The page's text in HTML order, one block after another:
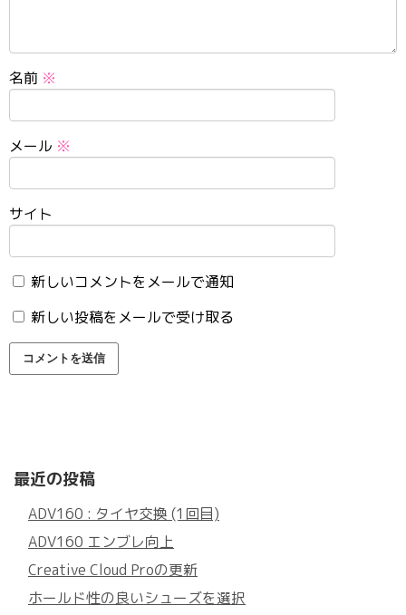
名前 ※
メール ※
サイト
新しいコメントをメールで通知
新しい投稿をメールで受け取る
最近の投稿
ADV160 : タイヤ交換 (1回目)
ADV160 エンブレ向上
Creative Cloud Proの更新
ホールド性の良いシューズを選択